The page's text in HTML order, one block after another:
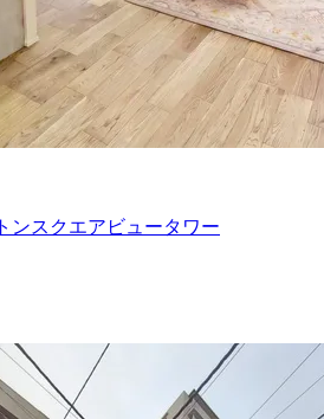
ンスクエアビュータワー